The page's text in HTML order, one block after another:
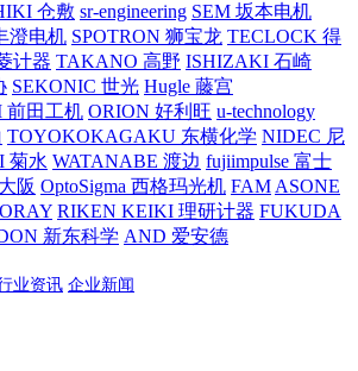
仓敷 sr-engineering SEM 坂本电机
澄电机 SPOTRON 狮宝龙 TECLOCK 得
计器 TAKANO 高野 ISHIZAKI 石崎
SEKONIC 世光 Hugle 藤宫
田工机 ORION 好利旺 u-technology
TOYOKOKAGAKU 东横化学 NIDEC 尼
菊水 WATANABE 渡边 fujiimpulse 富士
阪 OptoSigma 西格玛光机 FAM ASONE
RIKEN KEIKI 理研计器 FUKUDA
新东科学 AND 爱安德
业资讯 企业新闻